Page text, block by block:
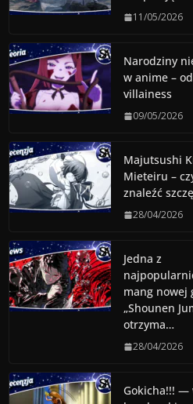
11/05/2026
Narodziny
w anime –
villainess
09/05/2026
Majutsushi
Mieteiru –
znaleźć
28/04/2026
Jedna z
mang nowej
„Shounen
otrzyma…
28/04/2026
Gokicha!!! —